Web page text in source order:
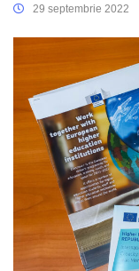
29 septembrie 2022